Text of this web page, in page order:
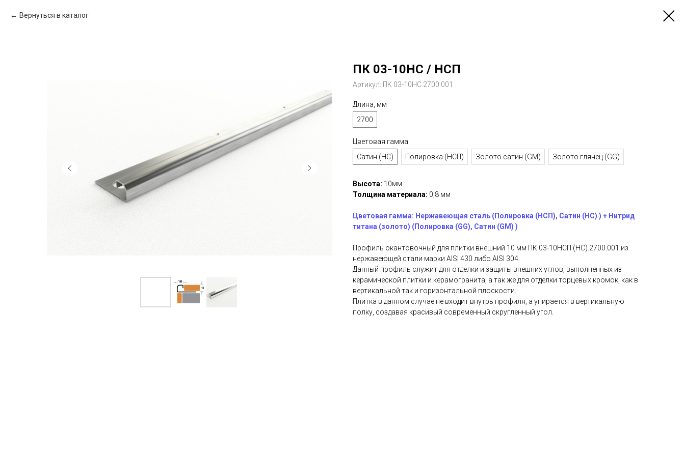
Вернуться в каталог
ПК 03-10НС / НСП
Артикул: ПК 03-10НС.2700.001
Длина, мм
2700
Цветовая гамма
Сатин (НС)
Полировка (НСП) Золото сатин (GM) Золото глянец (GG)
Высота: 10мм
Толщина материала: 0,8 мм
Цветовая гамма: Нержавеющая сталь (Полировка (НСП), Сатин (НС) ) + Нитрид
титана (золото) (Полировка (GG), Сатин (GM) )
Профиль окантовочный для плитки внешний 10 мм ПК 03-10НСП (НС).2700.001 из
нержавеющей стали марки AISI 430 либо AISI 304.
Данный профиль служит для отделки и защиты внешних углов, выполненных из
керамической плитки и керамогранита, а так же для отделки торцевых кромок, как в
вертикальной так и горизонтальной плоскости.
Плитка в данном случае не входит внутрь профиля, а упирается в вертикальную
полку, создавая красивый современный скругленный угол.